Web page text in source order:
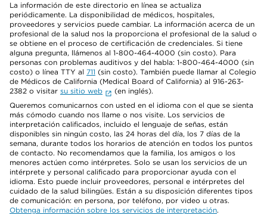
La información de este directorio en línea se actualiza
periódicamente. La disponibilidad de médicos, hospitales,
proveedores y servicios puede cambiar. La información acerca de un
profesional de la salud nos la proporciona el profesional de la salud o
se obtiene en el proceso de certificación de credenciales. Si tiene
alguna pregunta, llámenos al 1-800-464-4000 (sin costo). Para
personas con problemas auditivos y del habla: 1-800-464-4000 (sin
costo) o línea TTY al 711 (sin costo). También puede llamar al Colegio
de Médicos de California (Medical Board of California) al 916-263-
2382 o visitar su sitio web
(en inglés).
Queremos comunicarnos con usted en el idioma con el que se sienta
más cómodo cuando nos llame o nos visite. Los servicios de
interpretación calificados, incluido el lenguaje de señas, están
disponibles sin ningún costo, las 24 horas del día, los 7 días de la
semana, durante todos los horarios de atención en todos los puntos
de contacto. No recomendamos que la familia, los amigos o los
menores actúen como intérpretes. Solo se usan los servicios de un
intérprete y personal calificado para proporcionar ayuda con el
idioma. Esto puede incluir proveedores, personal e intérpretes del
cuidado de la salud bilingües. Están a su disposición diferentes tipos
de comunicación: en persona, por teléfono, por video u otras.
Obtenga información sobre los servicios de interpretación.